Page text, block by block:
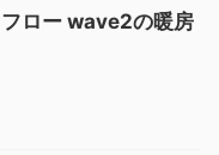
フロー wave2の暖房